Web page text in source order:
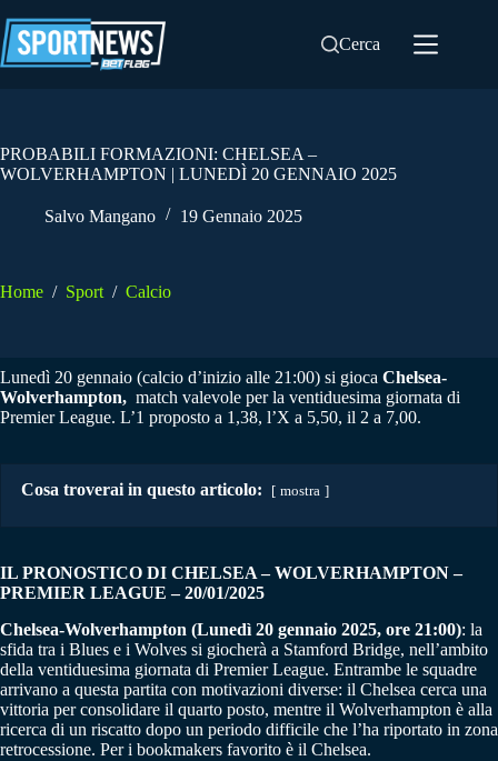
al
contenuto
Cerca
PROBABILI FORMAZIONI: CHELSEA –
WOLVERHAMPTON | LUNEDÌ 20 GENNAIO 2025
Salvo Mangano 19 Gennaio 2025
Home / Sport / Calcio
Lunedì 20 gennaio (calcio d’inizio alle 21:00) si gioca Chelsea-
Wolverhampton, match valevole per la ventiduesima giornata di
Premier League. L’1 proposto a 1,38, l’X a 5,50, il 2 a 7,00.
Cosa troverai in questo articolo: mostra
IL PRONOSTICO DI CHELSEA – WOLVERHAMPTON –
PREMIER LEAGUE – 20/01/2025
Chelsea-Wolverhampton (Lunedì 20 gennaio 2025, ore 21:00): la
sfida tra i Blues e i Wolves si giocherà a Stamford Bridge, nell’ambito
della ventiduesima giornata di Premier League. Entrambe le squadre
arrivano a questa partita con motivazioni diverse: il Chelsea cerca una
vittoria per consolidare il quarto posto, mentre il Wolverhampton è alla
ricerca di un riscatto dopo un periodo difficile che l’ha riportato in zona
retrocessione. Per i bookmakers favorito è il Chelsea.